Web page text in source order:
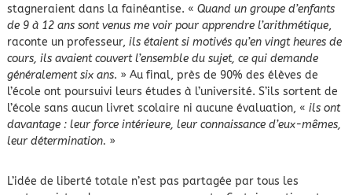
stagneraient dans la fainéantise. « Quand un groupe d’enfants
de 9 à 12 ans sont venus me voir pour apprendre l’arithmétique,
raconte un professeur, ils étaient si motivés qu’en vingt heures de
cours, ils avaient couvert l’ensemble du sujet, ce qui demande
généralement six ans. » Au final, près de 90% des élèves de
l’école ont poursuivi leurs études à l’université. S’ils sortent de
l’école sans aucun livret scolaire ni aucune évaluation, « ils ont
davantage : leur force intérieure, leur connaissance d’eux-mêmes,
leur détermination. »
L’idée de liberté totale n’est pas partagée par tous les